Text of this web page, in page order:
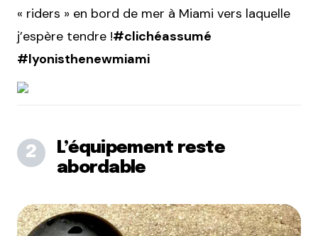
« riders » en bord de mer à Miami vers laquelle
j’espère tendre !#clichéassumé
#lyonisthenewmiami
L’équipement reste
abordable